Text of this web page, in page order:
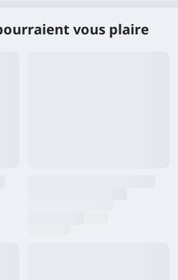
vous plaire